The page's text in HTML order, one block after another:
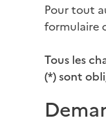
Pour tout
formulaire
Tous les
(*) sont